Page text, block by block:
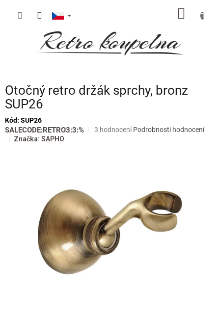
Otočný retro držák sprchy, bronz
SUP26
Kód: SUP26
SALECODE:RETRO3:3:%
Průměrné
3 hodnocení Podrobnosti hodnocení
Značka: SAPHO